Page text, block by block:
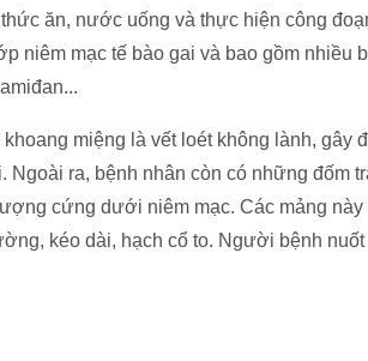
ăn, nước uống và thực hiện công
niêm mạc tế bào gai và bao gồm nhiều
miệng là vết loét không lành, gây
Ngoài ra, bệnh nhân còn có những đốm
cứng dưới niêm mạc. Các mảng
kéo dài, hạch cổ to. Người bệnh